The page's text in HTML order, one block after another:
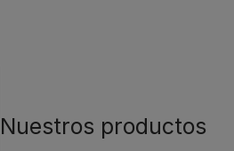
Nuestros productos